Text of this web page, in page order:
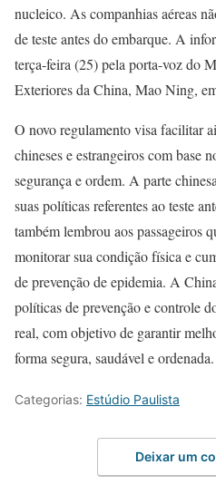
nucleico. As companhias aéreas
de teste antes do embarque. A
terça-feira (25) pela porta-voz do
Exteriores da China, Mao Ning,
O novo regulamento visa facilitar
chineses e estrangeiros com base
segurança e ordem. A parte
suas políticas referentes ao teste
também lembrou aos passageiros
monitorar sua condição física e
de prevenção de epidemia. A
políticas de prevenção e controle
real, com objetivo de garantir
forma segura, saudável e ordenada.
Categorias: Estúdio Paulista
Deixar um